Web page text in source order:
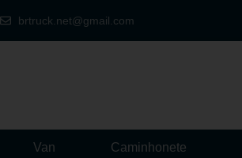
brtruck.net@gmail.com
Van Caminhonete